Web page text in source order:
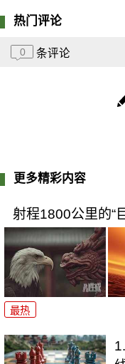
热门评论
0 条评论
更多精彩内容
射程1800公里的“
最热